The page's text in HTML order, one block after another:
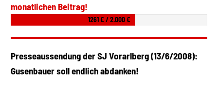
monatlichen Beitrag!
1261 € / 2.000 €
Presseaussendung der SJ Vorarlberg (13/6/2008):
Gusenbauer soll endlich abdanken!